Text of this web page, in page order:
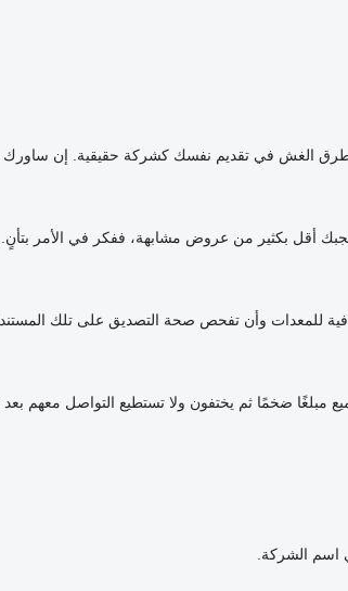
طرق الغش في تقديم نفسك كشركة حقيقية. إن
أقل بكثير من عروض مشابهة، ففكر في الأمر
للمعدات وأن تفحص صحة التصديق على تلك
مبلغًا ضخمًا ثم يختفون ولا تستطيع التواصل معهم بعد
اسم الشركة.